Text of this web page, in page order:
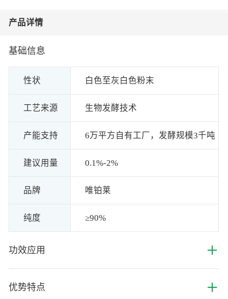
产品详情
基础信息
性状 白色至灰白色粉末
工艺来源 生物发酵技术
产能支持 6万平方自有工厂，发酵规模3千吨
建议用量 0.1%-2%
品牌 唯铂莱
纯度 ≥90%
功效应用 +
优势特点 +